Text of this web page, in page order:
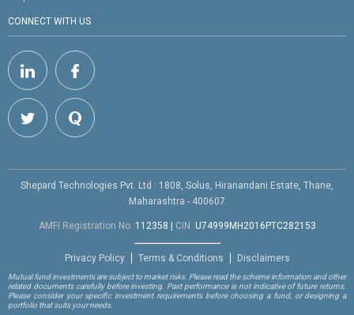
CONNECT WITH US
Shepard Technologies Pvt. Ltd : 1808, Solus, Hiranandani Estate, Thane,
Maharashtra - 400607
AMFI Registration No. 112358 CIN: U74999MH2016PTC282153
Privacy Policy Terms & Conditions Disclaimers
Mutual fund investments are subject to market risks. Please read the scheme information and other
related documents carefully before investing. Past performance is not indicative of future returns.
Please consider your specific investment requirements before choosing a fund, or designing a
portfolio that suits your needs.